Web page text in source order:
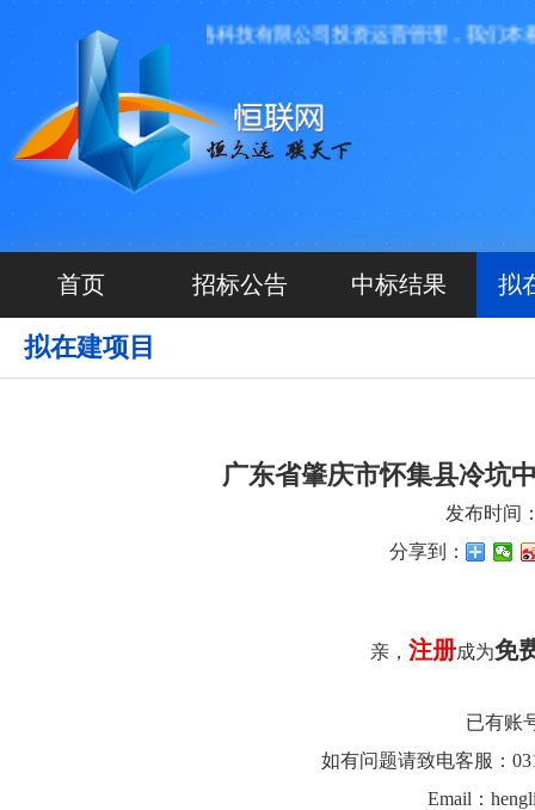
，由河北源航网络科技有限公司投资运营管理，我们本着
首页 招标公告 中标结果 拟
拟在建项目
广东省肇庆市怀集县冷坑
发布时间
分享到：
亲， 注册成为免
已有账
如有问题请致电客服：
Email：